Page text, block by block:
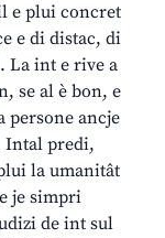
e plui concret
e di distac, di
La int e rive a
se al è bon, e
persone ancje
Intal predi,
la umanitât
je simpri
de int sul